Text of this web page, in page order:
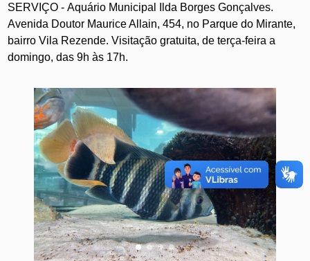
SERVIÇO - Aquário Municipal Ilda Borges Gonçalves.
Avenida Doutor Maurice Allain, 454, no Parque do Mirante,
bairro Vila Rezende. Visitação gratuita, de terça-feira a
domingo, das 9h às 17h.